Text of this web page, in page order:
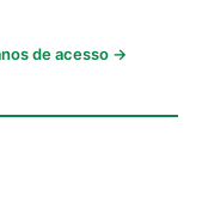
de acesso →